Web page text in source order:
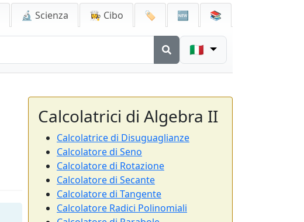
🔬 Scienza 👩‍🍳 Cibo 🏷️ 🆕 📚
🇮🇹
Calcolatrici di Algebra II
Calcolatrice di Disuguaglianze
Calcolatore di Seno
Calcolatore di Rotazione
Calcolatore di Secante
Calcolatore di Tangente
Calcolatore Radici Polinomiali